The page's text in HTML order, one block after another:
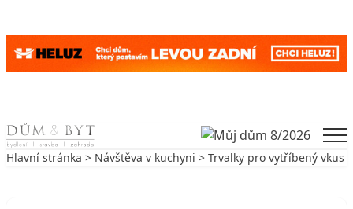
Skip to content
Hlavní stránka > Návštěva v kuchyni > Trvalky pro vytříbený vkus